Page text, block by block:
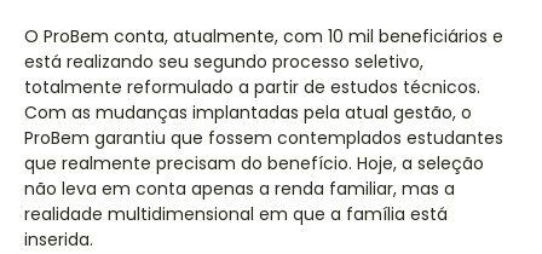
O ProBem conta, atualmente, com 10 mil beneficiários e
está realizando seu segundo processo seletivo,
totalmente reformulado a partir de estudos técnicos.
Com as mudanças implantadas pela atual gestão, o
ProBem garantiu que fossem contemplados estudantes
que realmente precisam do benefício. Hoje, a seleção
não leva em conta apenas a renda familiar, mas a
realidade multidimensional em que a família está
inserida.